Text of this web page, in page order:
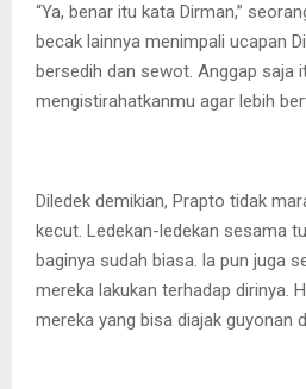
“Ya, benar itu kata Dirman,”
becak lainnya menimpali ucapan
bersedih dan sewot. Anggap saja
mengistirahatkanmu agar lebih
Diledek demikian, Prapto tidak
kecut. Ledekan-ledekan sesama
baginya sudah biasa. la pun juga
mereka lakukan terhadap dirinya.
mereka yang bisa diajak guyonan